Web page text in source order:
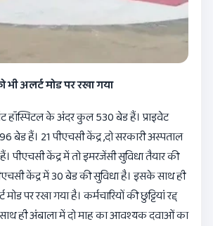
अलर्ट मोड पर रखा गया
हॉस्पिटल के अंदर कुल 530 बेड हैं। प्राइवेट
बेड हैं। 21 पीएचसी केंद्र ,दो सरकारी अस्पताल
पीएचसी केंद्र में तो इमरजेंसी सुविधा तैयार की
केंद्र में 30 बेड की सुविधा है। इसके साथ ही
पर रखा गया है। कर्मचारियों की छुट्टियां रद्द
ही अंबाला में दो माह का आवश्यक दवाओं का